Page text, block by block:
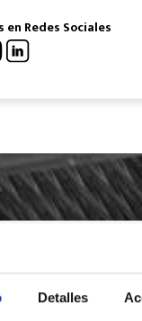
Detalles
en Redes Sociales